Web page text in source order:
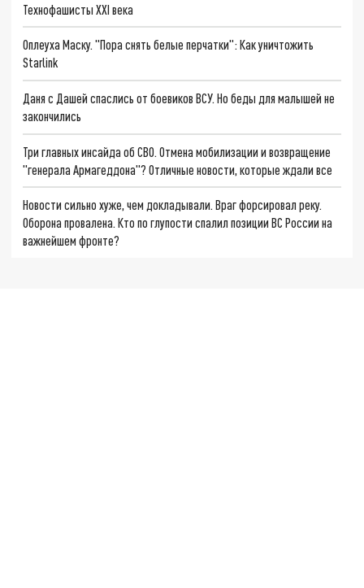
Технофашисты XXI века
Оплеуха Маску. "Пора снять белые перчатки": Как уничтожить
Starlink
Даня с Дашей спаслись от боевиков ВСУ. Но беды для малышей не
закончились
Три главных инсайда об СВО. Отмена мобилизации и возвращение
"генерала Армагеддона"? Отличные новости, которые ждали все
Новости сильно хуже, чем докладывали. Враг форсировал реку.
Оборона провалена. Кто по глупости спалил позиции ВС России на
важнейшем фронте?